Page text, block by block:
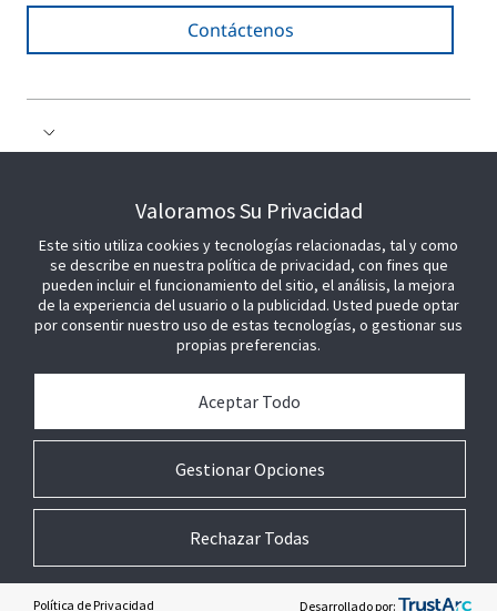
Contáctenos
ÚNETE A NOSOTROS
Nota legal Ajustes de privacidad
Valoramos Su Privacidad
Este sitio utiliza cookies y tecnologías relacionadas, tal y como
se describe en nuestra política de privacidad, con fines que
pueden incluir el funcionamiento del sitio, el análisis, la mejora
de la experiencia del usuario o la publicidad. Usted puede optar
por consentir nuestro uso de estas tecnologías, o gestionar sus
propias preferencias.
Gestionar Opciones
Aceptar Todo
Rechazar Todas
Política de Privacidad Desarrollado por:
Preferencias sobre cookies